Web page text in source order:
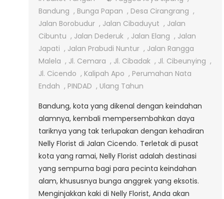
Bunga
Anggrek
Di
Jalan
Cicendo
Bandung , Bunga Papan , Desa Cirangrang ,
Jalan Borobudur , Jalan Cibaduyut , Jalan
Cibuntu , Jalan Dederuk , Jalan Elang , Jalan
Japati , Jalan Prabudi Nuntur , Jalan Rangga
Malela , Jl. Cemara , Jl. Cibadak , Jl. Cibeunying ,
Jl. Cicendo , Kalipah Apo , Perumahan Nata
Endah , PINDAD , Ulang Tahun
Bandung, kota yang dikenal dengan keindahan
alamnya, kembali mempersembahkan daya
tariknya yang tak terlupakan dengan kehadiran
Nelly Florist di Jalan Cicendo. Terletak di pusat
kota yang ramai, Nelly Florist adalah destinasi
yang sempurna bagi para pecinta keindahan
alam, khususnya bunga anggrek yang eksotis.
Menginjakkan kaki di Nelly Florist, Anda akan